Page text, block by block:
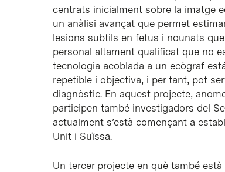
centrats inicialment sobre la imatge
un anàlisi avançat que permet
lesions subtils en fetus i nounats
personal altament qualificat que no
tecnologia acoblada a un ecògraf
repetible i objectiva, i per tant, pot
diagnòstic. En aquest projecte,
participen també investigadors del
actualment s’està començant a
Unit i Suïssa.
Un tercer projecte en què també